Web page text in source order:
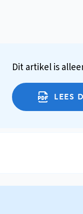
Dit artikel is
LEES